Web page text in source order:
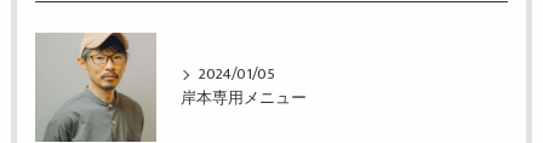
2024/01/05
岸本専用メニュー